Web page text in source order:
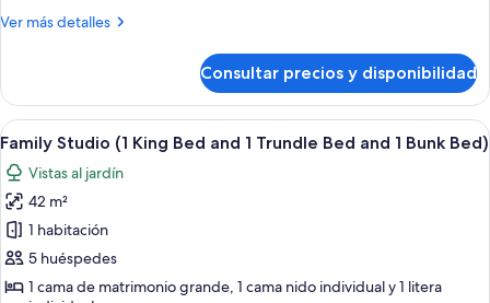
aVer más detalles
Más
Deluxe,
vistas
a
piscina
Consultar precios y disponibilidad
Abrir
todas
las
fotos
de
Family
Studio
Una habitación de hotel con literas,
5
Family Studio (1 King Bed and 1 Trundle Bed and 1 Bunk Bed)
Vistas al jardín
42 m²
1 habitación
5 huéspedes
1 cama de matrimonio grande, 1 cama nido individual y 1 litera